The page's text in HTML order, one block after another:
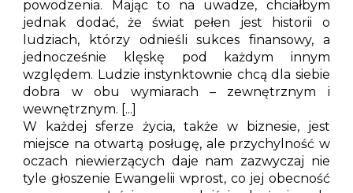
powodzenia. Mając to na uwadze, chciałbym
jednak dodać, że świat pełen jest historii o
ludziach, którzy odnieśli sukces finansowy, a
jednocześnie klęskę pod każdym innym
względem. Ludzie instynktownie chcą dla siebie
dobra w obu wymiarach – zewnętrznym i
wewnętrznym. [...]
W każdej sferze życia, także w biznesie, jest
miejsce na otwartą posługę, ale przychylność w
oczach niewierzących daje nam zazwyczaj nie
tyle głoszenie Ewangelii wprost, co jej obecność